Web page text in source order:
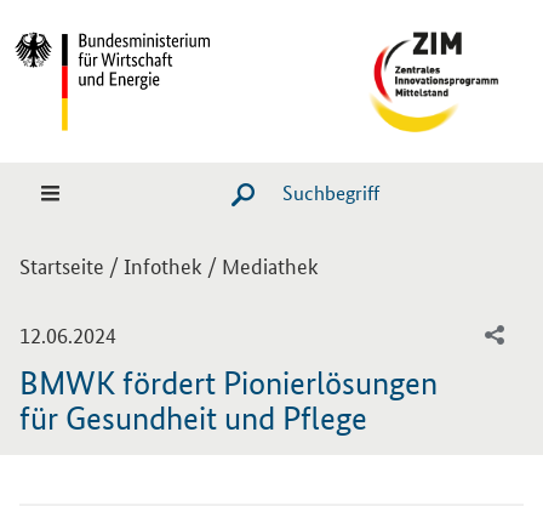
SUCHE STARTEN
Sie sind hier:
Startseite /Infothek / Mediathek
12.06.2024
BMWK fördert Pionierlösungen
für Gesundheit und Pflege